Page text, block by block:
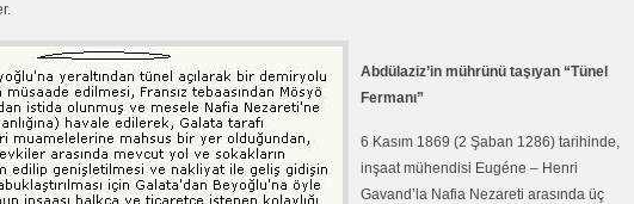
Abdülaziz’in mührünü taşıyan “Tünel
Fermanı”
6 Kasım 1869 (2 Şaban 1286) tarihinde,
inşaat mühendisi Eugéne – Henri
Gavand’la Nafia Nezareti arasında üç